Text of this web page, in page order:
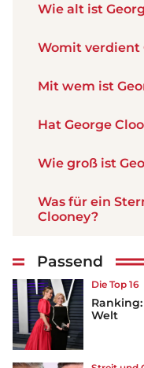
Wie alt ist
Womit verdient
Mit wem ist
Hat George
Wie groß ist
Was für ein
Clooney?
Passend
Die Top 16
Welt